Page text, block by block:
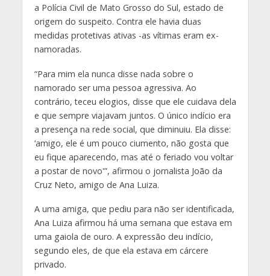
a Polícia Civil de Mato Grosso do Sul, estado de
origem do suspeito. Contra ele havia duas
medidas protetivas ativas -as vítimas eram ex-
namoradas.
“Para mim ela nunca disse nada sobre o
namorado ser uma pessoa agressiva. Ao
contrário, teceu elogios, disse que ele cuidava dela
e que sempre viajavam juntos. O único indício era
a presença na rede social, que diminuiu. Ela disse:
‘amigo, ele é um pouco ciumento, não gosta que
eu fique aparecendo, mas até o feriado vou voltar
a postar de novo'”, afirmou o jornalista João da
Cruz Neto, amigo de Ana Luiza.
A uma amiga, que pediu para não ser identificada,
Ana Luiza afirmou há uma semana que estava em
uma gaiola de ouro. A expressão deu indício,
segundo eles, de que ela estava em cárcere
privado.